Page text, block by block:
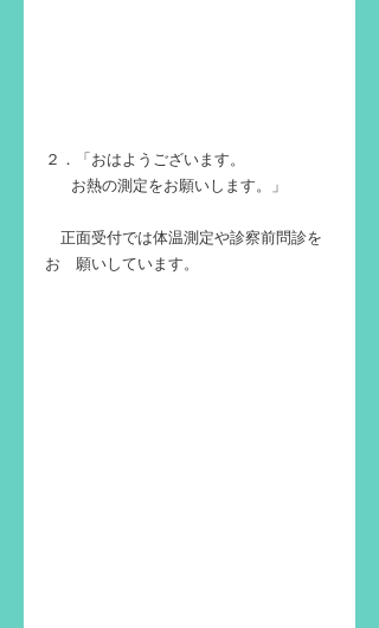
２．「おはようございます。
お熱の測定をお願いします。」
正面受付では体温測定や診察前問診を
お　願いしています。